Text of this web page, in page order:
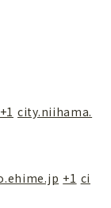
+1 city.niihama.
+1 ci